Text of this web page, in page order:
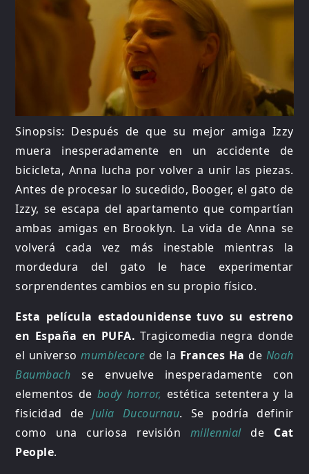
Sinopsis: Después de que su mejor amiga Izzy
muera inesperadamente en un accidente de
bicicleta, Anna lucha por volver a unir las piezas.
Antes de procesar lo sucedido, Booger, el gato de
Izzy, se escapa del apartamento que compartían
ambas amigas en Brooklyn. La vida de Anna se
volverá cada vez más inestable mientras la
mordedura del gato le hace experimentar
sorprendentes cambios en su propio físico.
Esta película estadounidense tuvo su estreno
en España en PUFA.Tragicomedia negra donde
el universomumblecore de la Frances Ha de Noah
Baumbach se envuelve inesperadamente con
elementos de body horror, estética setentera y la
fisicidad deJulia Ducournau. Se podría definir
como una curiosa revisión millennialde Cat
People.